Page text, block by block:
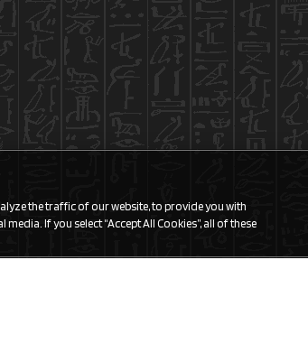
the traffic of our website, to provide you with
If you select “Accept All Cookies”, all of these